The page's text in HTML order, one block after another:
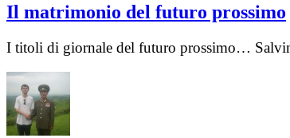
Il matrimonio del futuro prossimo
I titoli di giornale del futuro prossimo…